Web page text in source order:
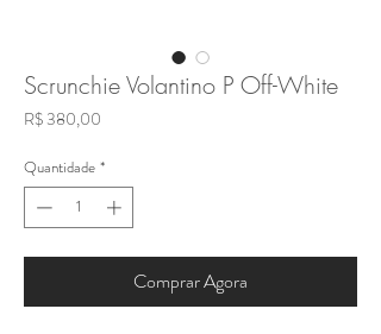
Scrunchie Volantino P Off-White
R$ 380,00
Quantidade *
Comprar Agora